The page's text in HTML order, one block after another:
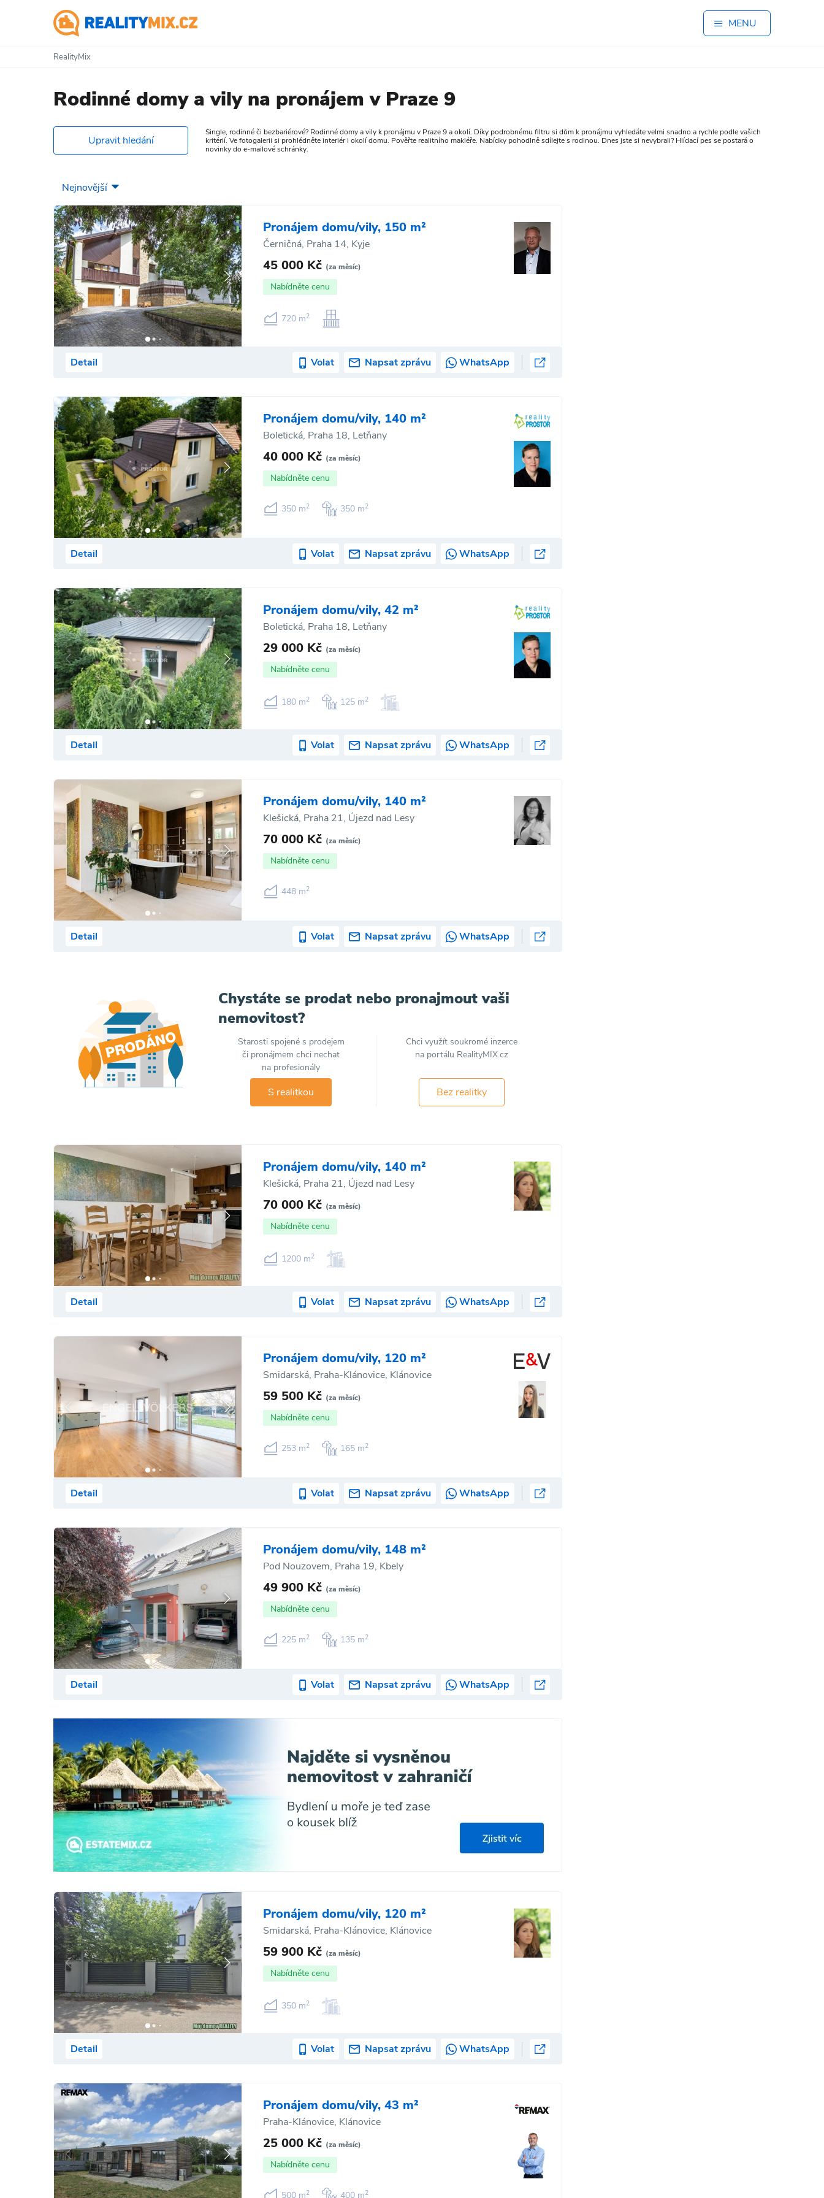
MENU
RealityMix
Rodinné domy a vily na pronájem v Praze 9
Upravit hledání
Single, rodinné či bezbariérové? Rodinné domy a vily k pronájmu v Praze 9 a okolí. Díky podrobnému filtru si dům k pronájmu vyhledáte velmi snadno a rychle podle vašich
kritérií. Ve fotogalerii si prohlédněte interiér i okolí domu. Pověřte realitního makléře. Nabídky pohodlně sdílejte s rodinou. Dnes jste si nevybrali? Hlídací pes se postará o
novinky do e-mailové schránky.
Pronájem domu/vily, 150 m²
Černičná, Praha 14, Kyje
45 000 Kč (za měsíc)
Nabídněte cenu
720 m2
Detail Volat Napsat zprávu WhatsApp
Pronájem domu/vily, 140 m²
Boletická, Praha 18, Letňany
40 000 Kč (za měsíc)
Nabídněte cenu
350 m2 350 m2
Detail Volat Napsat zprávu WhatsApp
Pronájem domu/vily, 42 m²
Boletická, Praha 18, Letňany
29 000 Kč (za měsíc)
Nabídněte cenu
180 m2 125 m2
Detail Volat Napsat zprávu WhatsApp
Pronájem domu/vily, 140 m²
Klešická, Praha 21, Újezd nad Lesy
70 000 Kč (za měsíc)
Nabídněte cenu
448 m2
Detail Volat Napsat zprávu WhatsApp
Chystáte se prodat nebo pronajmout vaši
nemovitost?
Starosti spojené s prodejem
či pronájmem chci nechat
na profesionály
S realitkou
Chci využít soukromé inzerce
na portálu RealityMIX.cz
Bez realitky
Pronájem domu/vily, 140 m²
Klešická, Praha 21, Újezd nad Lesy
70 000 Kč (za měsíc)
Nabídněte cenu
1200 m2
Detail Volat Napsat zprávu WhatsApp
Pronájem domu/vily, 120 m²
Smidarská, Praha-Klánovice, Klánovice
59 500 Kč (za měsíc)
Nabídněte cenu
253 m2 165 m2
Detail Volat Napsat zprávu WhatsApp
Pronájem domu/vily, 148 m²
Pod Nouzovem, Praha 19, Kbely
49 900 Kč (za měsíc)
Nabídněte cenu
225 m2 135 m2
Detail Volat Napsat zprávu WhatsApp
Pronájem domu/vily, 120 m²
Smidarská, Praha-Klánovice, Klánovice
59 900 Kč (za měsíc)
Nabídněte cenu
350 m2
Detail Volat Napsat zprávu WhatsApp
Pronájem domu/vily, 43 m²
Praha-Klánovice, Klánovice
25 000 Kč (za měsíc)
Nabídněte cenu
500 m2 400 m2